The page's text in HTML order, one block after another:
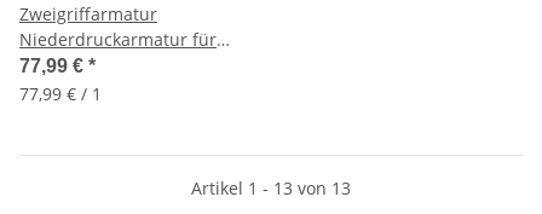
Zweigriffarmatur
Niederdruckarmatur für
Übertischspeicher, Boiler
77,99 € *
77,99 € / 1
Artikel 1 - 13 von 13